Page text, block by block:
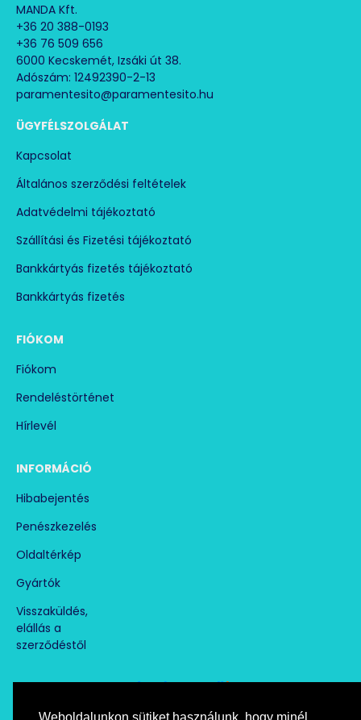
Weboldalunkon sütiket használunk, hogy minél
MANDA Kft.
+36 20 388-0193
+36 76 509 656
6000 Kecskemét, Izsáki út 38.
Adószám: 12492390-2-13
paramentesito@paramentesito.hu
ÜGYFÉLSZOLGÁLAT
Kapcsolat
Általános szerződési feltételek
Adatvédelmi tájékoztató
Szállítási és Fizetési tájékoztató
Bankkártyás fizetés tájékoztató
Bankkártyás fizetés
FIÓKOM
Fiókom
Rendeléstörténet
Hírlevél
INFORMÁCIÓ
Hibabejentés
Penészkezelés
Oldaltérkép
Gyártók
Visszaküldés,
elállás a
szerződéstől
Árukereső.hu